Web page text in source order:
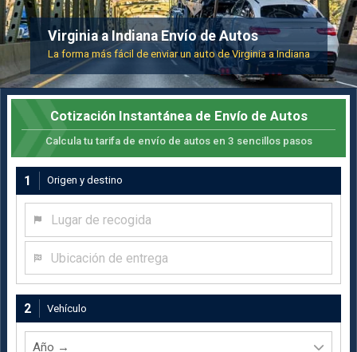
Virginia a Indiana Envío de Autos
La forma más fácil de enviar un auto de Virginia a Indiana
Cotización Instantánea de Envío de Autos
Calcula tu tarifa de envío de autos en 3 sencillos pasos
1 Origen y destino
2 Vehículo